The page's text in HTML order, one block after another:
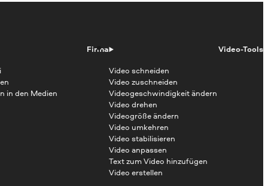
Firma
in den Medien
Video-Tools
Video schneiden
Video zuschneiden
Videogeschwindigkeit ändern
Video drehen
Videogröße ändern
Video umkehren
Video stabilisieren
Video anpassen
Text zum Video hinzufügen
Video erstellen